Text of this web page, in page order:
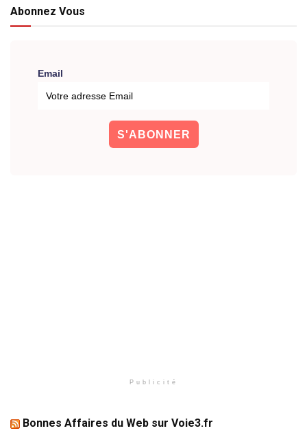
Abonnez Vous
Email
Publicité
Bonnes Affaires du Web sur Voie3.fr